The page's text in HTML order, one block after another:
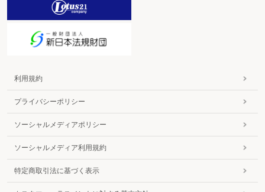
利用規約
プライバシーポリシー
ソーシャルメディアポリシー
ソーシャルメディア利用規約
特定商取引法に基づく表示